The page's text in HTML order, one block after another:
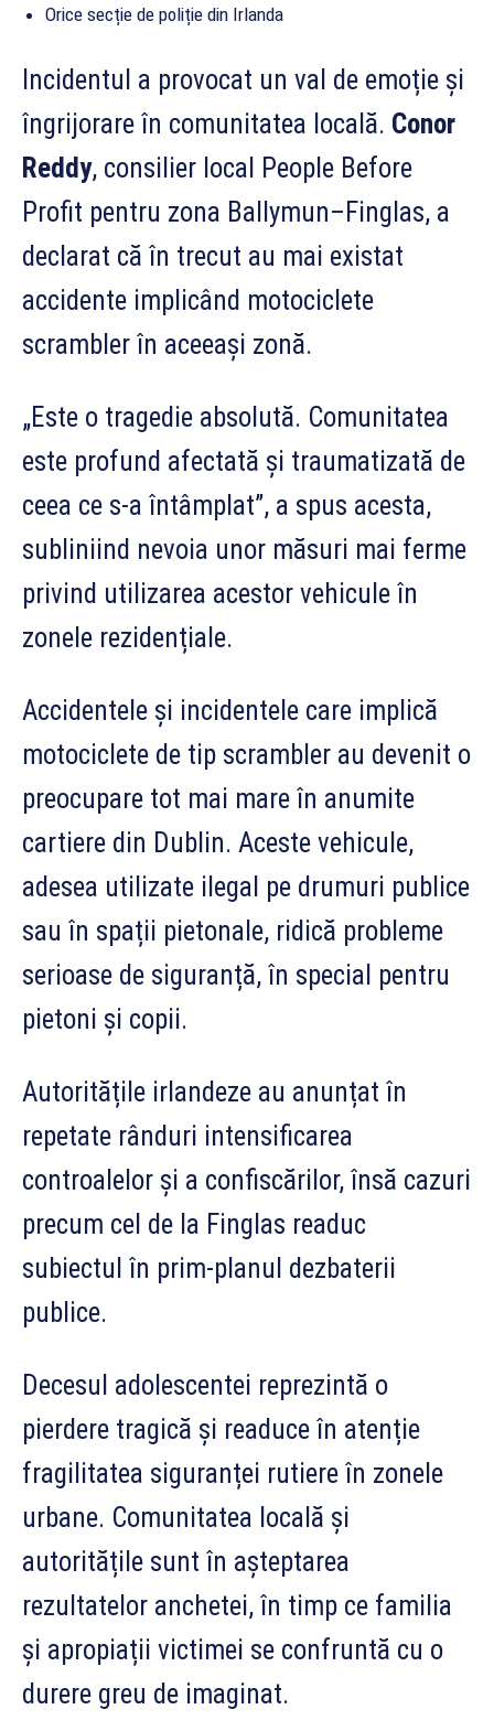
Orice secție de poliție din Irlanda
Incidentul a provocat un val de emoție și
îngrijorare în comunitatea locală. Conor
Reddy, consilier local People Before
Profit pentru zona Ballymun–Finglas, a
declarat că în trecut au mai existat
accidente implicând motociclete
scrambler în aceeași zonă.
„Este o tragedie absolută. Comunitatea
este profund afectată și traumatizată de
ceea ce s-a întâmplat”, a spus acesta,
subliniind nevoia unor măsuri mai ferme
privind utilizarea acestor vehicule în
zonele rezidențiale.
Accidentele și incidentele care implică
motociclete de tip scrambler au devenit o
preocupare tot mai mare în anumite
cartiere din Dublin. Aceste vehicule,
adesea utilizate ilegal pe drumuri publice
sau în spații pietonale, ridică probleme
serioase de siguranță, în special pentru
pietoni și copii.
Autoritățile irlandeze au anunțat în
repetate rânduri intensificarea
controalelor și a confiscărilor, însă cazuri
precum cel de la Finglas readuc
subiectul în prim-planul dezbaterii
publice.
Decesul adolescentei reprezintă o
pierdere tragică și readuce în atenție
fragilitatea siguranței rutiere în zonele
urbane. Comunitatea locală și
autoritățile sunt în așteptarea
rezultatelor anchetei, în timp ce familia
și apropiații victimei se confruntă cu o
durere greu de imaginat.